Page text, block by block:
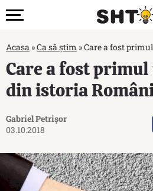
Acasa »Ca să știm »Care a fost
Care a fost
din istoria
Gabriel Petrișor
03.10.2018